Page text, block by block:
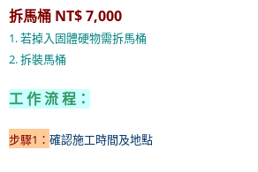
拆馬桶 NT$ 7,000
1. 若掉入固體硬物需拆馬桶
2. 拆裝馬桶
工 作 流 程：
步驟1： 確認施工時間及地點